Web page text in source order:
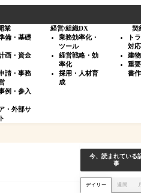
業
備・基礎
画・資金
請・事務
例・参入
・外部サ
経営/組織DX
業務効率化・
ツール
経営戦略・効
率化
採用・人材育
成
契
ト
対応
建
重
書
今、読まれている
事
デイリー 週間